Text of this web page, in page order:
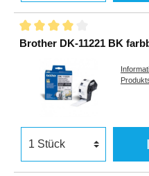
Brother DK-11221 BK